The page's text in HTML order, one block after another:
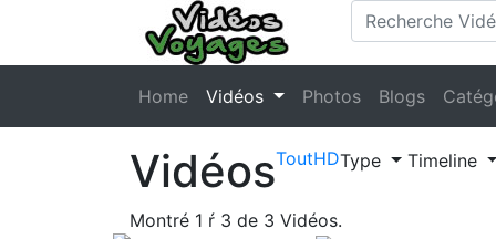
Home Vidéos Photos Blogs
VidéosToutHDType Timeline
Montré 1 ŕ 3 de 3 Vidéos.